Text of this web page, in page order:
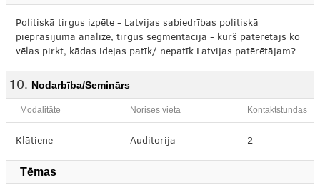
Politiskā tirgus izpēte - Latvijas sabiedrības politiskā
pieprasījuma analīze, tirgus segmentācija - kurš patērētājs ko
vēlas pirkt, kādas idejas patīk/ nepatīk Latvijas patērētājam?
Nodarbība/Seminārs
Modalitāte Norises vieta Kontaktstundas
Klātiene Auditorija 2
Tēmas